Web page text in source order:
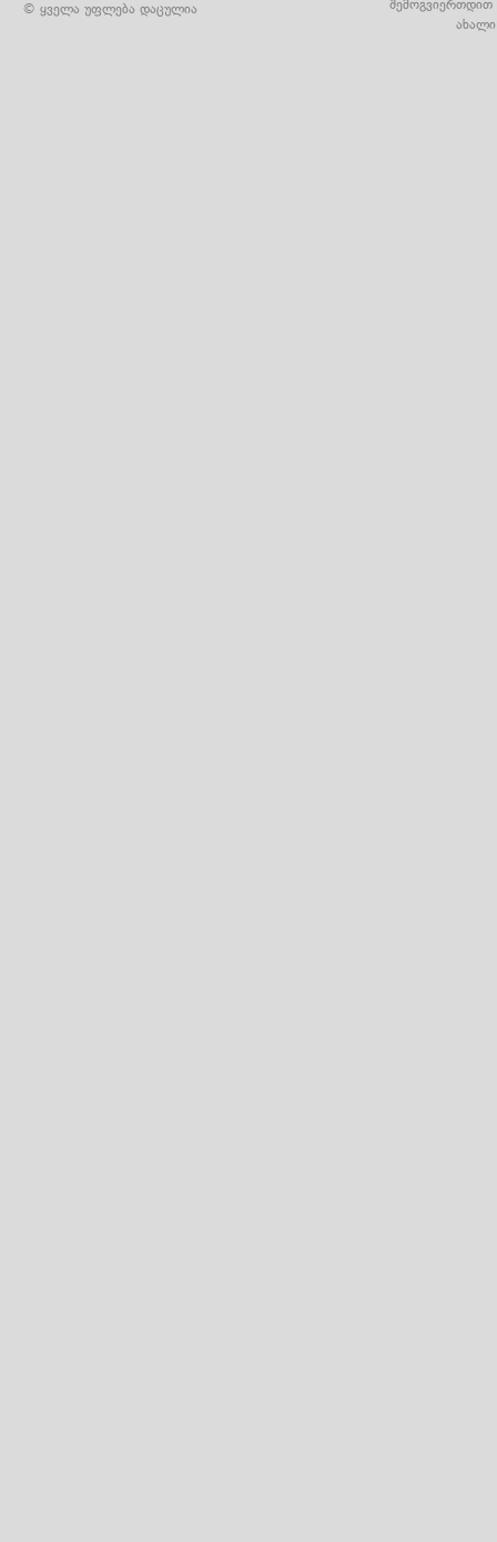
© ყველა უფლება დაცულია
შემოგვიერთდით
ახალი